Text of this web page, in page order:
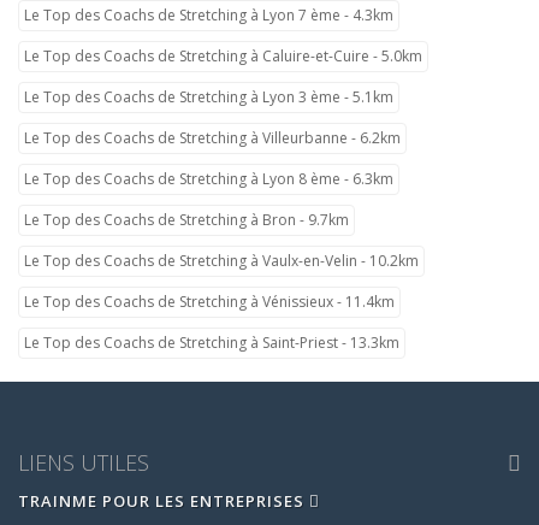
Le Top des Coachs de Stretching à Lyon 7 ème - 4.3km
Le Top des Coachs de Stretching à Caluire-et-Cuire - 5.0km
Le Top des Coachs de Stretching à Lyon 3 ème - 5.1km
Le Top des Coachs de Stretching à Villeurbanne - 6.2km
Le Top des Coachs de Stretching à Lyon 8 ème - 6.3km
Le Top des Coachs de Stretching à Bron - 9.7km
Le Top des Coachs de Stretching à Vaulx-en-Velin - 10.2km
Le Top des Coachs de Stretching à Vénissieux - 11.4km
Le Top des Coachs de Stretching à Saint-Priest - 13.3km
LIENS UTILES
TRAINME POUR LES ENTREPRISES